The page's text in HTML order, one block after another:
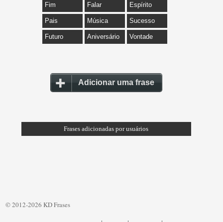
Fim Falar Espírito
Pais Música Sucesso
Futuro Aniversário Vontade
Adicionar uma frase
Frases adicionadas por usuários
© 2012-2026 KD Frases